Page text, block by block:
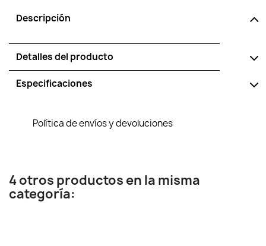
Descripción
Detalles del producto
Especificaciones
Política de envíos y devoluciones
4 otros productos en la misma
categoría: